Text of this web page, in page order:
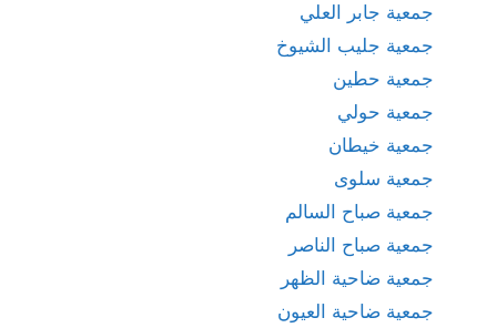
جمعية جابر العلي
جمعية جليب الشيوخ
جمعية حطين
جمعية حولي
جمعية خيطان
جمعية سلوى
جمعية صباح السالم
جمعية صباح الناصر
جمعية ضاحية الظهر
جمعية ضاحية العيون